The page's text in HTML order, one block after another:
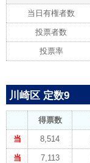
当日有権者数
投票者数
投票率
川崎区 定数9
得票数
当 8,514
当 7,113